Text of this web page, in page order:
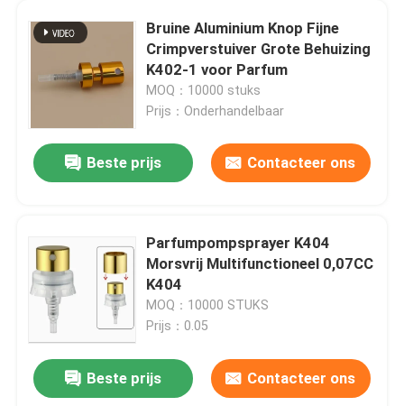
Bruine Aluminium Knop Fijne
Crimpverstuiver Grote Behuizing
K402-1 voor Parfum
MOQ：10000 stuks
Prijs：Onderhandelbaar
Beste prijs Contacteer ons
Parfumpompsprayer K404
Morsvrij Multifunctioneel 0,07CC
K404
MOQ：10000 STUKS
Prijs：0.05
Beste prijs Contacteer ons